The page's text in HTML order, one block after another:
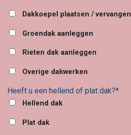
Dakkoepel plaatsen / vervangen
Groendak aanleggen
Rieten dak aanleggen
Overige dakwerken
Heeft u een hellend of plat dak?*
Hellend dak
Plat dak